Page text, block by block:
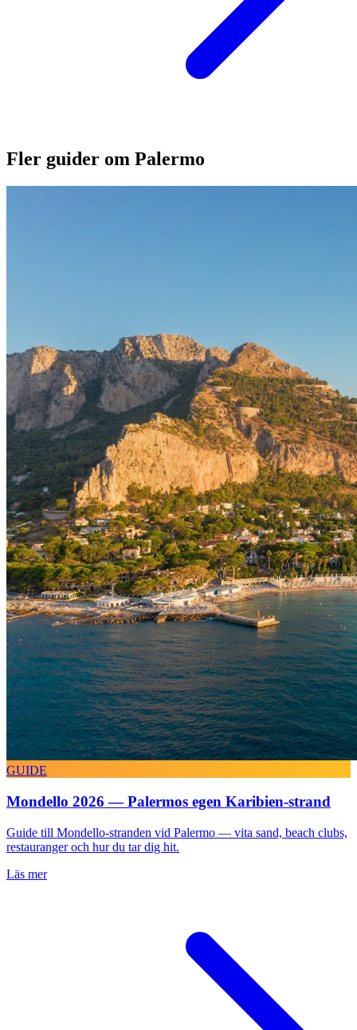
Fler guider om Palermo
GUIDE
Mondello 2026 — Palermos egen Karibien-strand
Guide till Mondello-stranden vid Palermo — vita sand, beach clubs,
restauranger och hur du tar dig hit.
Läs mer